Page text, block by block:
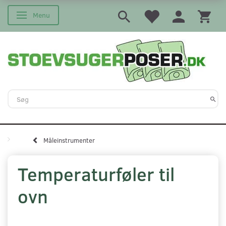
Skifte navigation
Menu
Måleinstrumenter
Temperaturføler til
ovn